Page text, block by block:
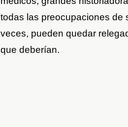
todas las preocupaciones de
veces, pueden quedar
que deberían.